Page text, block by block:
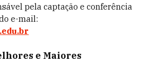
pela captação e conferência
e-mail:
e Maiores